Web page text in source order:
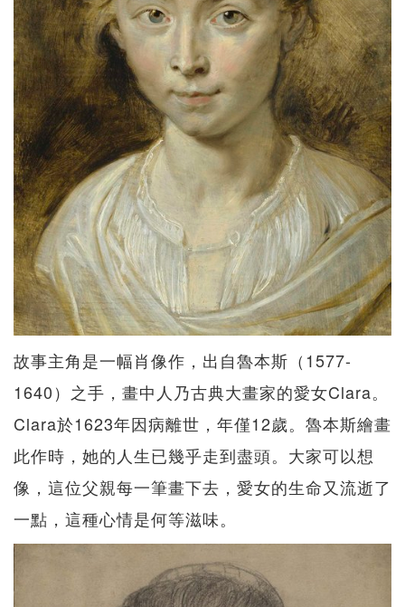
故事主角是一幅肖像作，出自魯本斯（1577-
1640）之手，畫中人乃古典大畫家的愛女Clara。
Clara於1623年因病離世，年僅12歲。魯本斯繪畫
此作時，她的人生已幾乎走到盡頭。大家可以想
像，這位父親每一筆畫下去，愛女的生命又流逝了
一點，這種心情是何等滋味。